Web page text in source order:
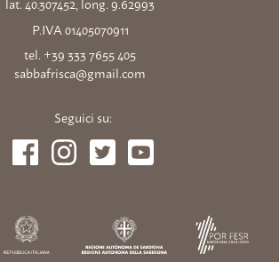
P.IVA 01405070911
tel. +39 333 7655 405
sabbafrisca@gmail.com
Seguici su: